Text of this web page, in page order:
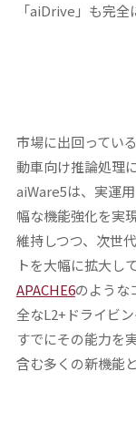
「aiDrive」も完全
市場に出回ってい
動車向け推論処理
aiWare5は、実運
幅な機能強化を実
維持しつつ、次世
トを大幅に拡大し
APACHE6のような
全なL2+ドライビ
すでにその能力を
含む多くの新機能